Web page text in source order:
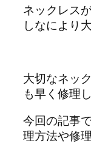
ネックレス
しなにより
大切なネッ
も早く修理
今回の記事
理方法や修